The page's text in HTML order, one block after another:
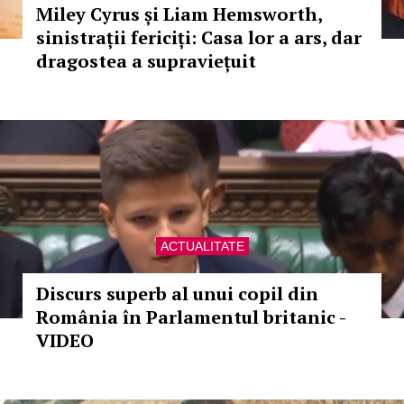
Miley Cyrus și Liam Hemsworth,
sinistrații fericiți: Casa lor a ars, dar
dragostea a supraviețuit
ACTUALITATE
Discurs superb al unui copil din
România în Parlamentul britanic -
VIDEO